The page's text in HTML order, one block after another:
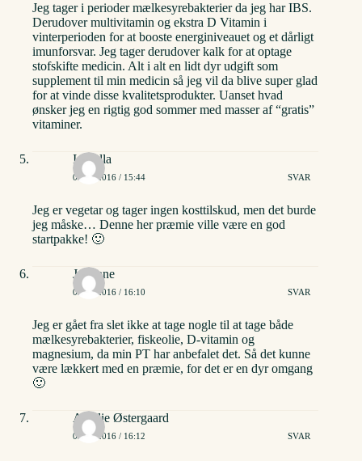
Jeg tager i perioder mælkesyrebakterier da jeg har IBS.
Derudover multivitamin og ekstra D Vitamin i
vinterperioden for at booste energiniveauet og et dårligt
imunforsvar. Jeg tager derudover kalk for at optage
stofskifte medicin. Alt i alt en lidt dyr udgift som
supplement til min medicin så jeg vil da blive super glad
for at vinde disse kvalitetsprodukter. Uanset hvad
ønsker jeg en rigtig god sommer med masser af “gratis”
vitaminer.
Isabella
02/06/2016 / 15:44 SVAR
Jeg er vegetar og tager ingen kosttilskud, men det burde
jeg måske… Denne her præmie ville være en god
startpakke! 🙂
Johanne
02/06/2016 / 16:10 SVAR
Jeg er gået fra slet ikke at tage nogle til at tage både
mælkesyrebakterier, fiskeolie, D-vitamin og
magnesium, da min PT har anbefalet det. Så det kunne
være lækkert med en præmie, for det er en dyr omgang
🙂
Amalie Østergaard
02/06/2016 / 16:12 SVAR